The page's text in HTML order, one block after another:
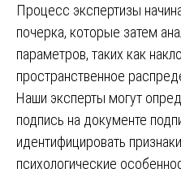
Процесс экспертизы
почерка, которые затем
параметров, таких как
пространственное
Наши эксперты могут
подпись на документе
идентифицировать
психологические